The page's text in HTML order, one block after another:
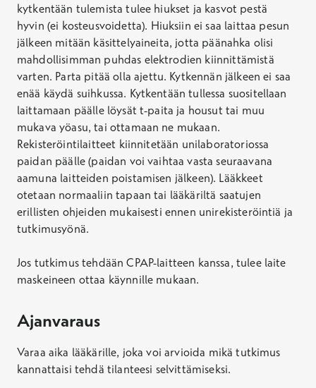
kytkentään tulemista tulee hiukset ja kasvot pestä
hyvin (ei kosteusvoidetta). Hiuksiin ei saa laittaa pesun
jälkeen mitään käsittelyaineita, jotta päänahka olisi
mahdollisimman puhdas elektrodien kiinnittämistä
varten. Parta pitää olla ajettu. Kytkennän jälkeen ei saa
enää käydä suihkussa. Kytkentään tullessa suositellaan
laittamaan päälle löysät t-paita ja housut tai muu
mukava yöasu, tai ottamaan ne mukaan.
Rekisteröintilaitteet kiinnitetään unilaboratoriossa
paidan päälle (paidan voi vaihtaa vasta seuraavana
aamuna laitteiden poistamisen jälkeen). Lääkkeet
otetaan normaaliin tapaan tai lääkäriltä saatujen
erillisten ohjeiden mukaisesti ennen unirekisteröintiä ja
tutkimusyönä.
Jos tutkimus tehdään CPAP-laitteen kanssa, tulee laite
maskeineen ottaa käynnille mukaan.
Ajanvaraus
Varaa aika lääkärille, joka voi arvioida mikä tutkimus
kannattaisi tehdä tilanteesi selvittämiseksi.